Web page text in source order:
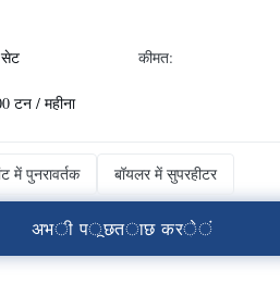
कीमत:
टन / महीना
में पुनरावर्तक बॉयलर में सुपरहीटर
अभी पूछताछ करें